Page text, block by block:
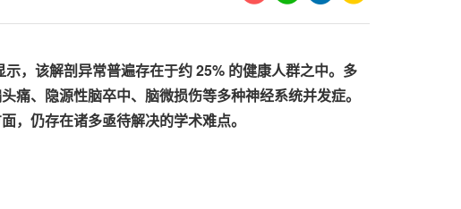
，该解剖异常普遍存在于约 25% 的健康人群之中。多
、隐源性脑卒中、脑微损伤等多种神经系统并发症。
，仍存在诸多亟待解决的学术难点。